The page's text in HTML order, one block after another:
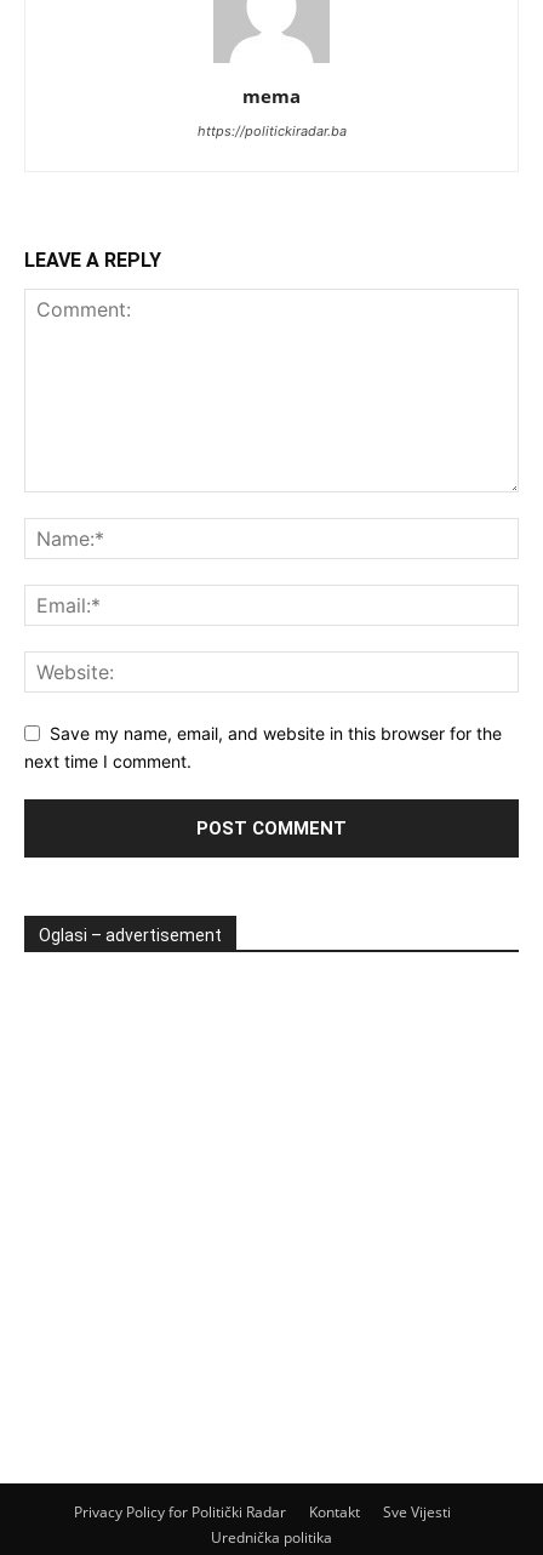
mema
https://politickiradar.ba
LEAVE A REPLY
Save my name, email, and website in this browser for the
next time I comment.
Oglasi – advertisement
Privacy Policy for Politički Radar Kontakt
Sve Vijesti
Urednička politika